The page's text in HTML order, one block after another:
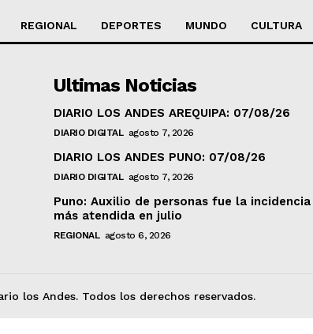
REGIONAL DEPORTES MUNDO CULTURA
Ultimas Noticias
DIARIO LOS ANDES AREQUIPA: 07/08/26
DIARIO DIGITAL agosto 7, 2026
DIARIO LOS ANDES PUNO: 07/08/26
DIARIO DIGITAL agosto 7, 2026
Puno: Auxilio de personas fue la incidencia
más atendida en julio
REGIONAL agosto 6, 2026
los Andes. Todos los derechos reservados.